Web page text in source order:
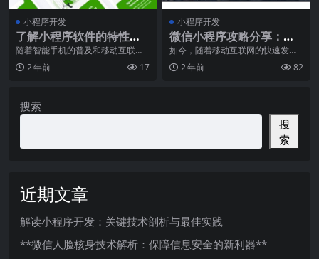
小程序开发
了解小程序软件的特性和
市场前景，选择适合自己
的小程序开发方向
随着智能手机的普及和移动互联网
的快速发展，小程序成为了近年来
移动应用领域的热门话
2 年前 17
小程序开发
微信小程序攻略分享：提
升小程序曝光与用户粘性
的技巧
如今，随着移动互联网的快速发
展，微信小程序已经成为了许多企
业和个人品牌提升用户触
2 年前 82
搜索
搜
索
近期文章
解读小程序开发：关键技术剖析与最佳实践
**微信人脸核身技术解析：保障信息安全的新利器**